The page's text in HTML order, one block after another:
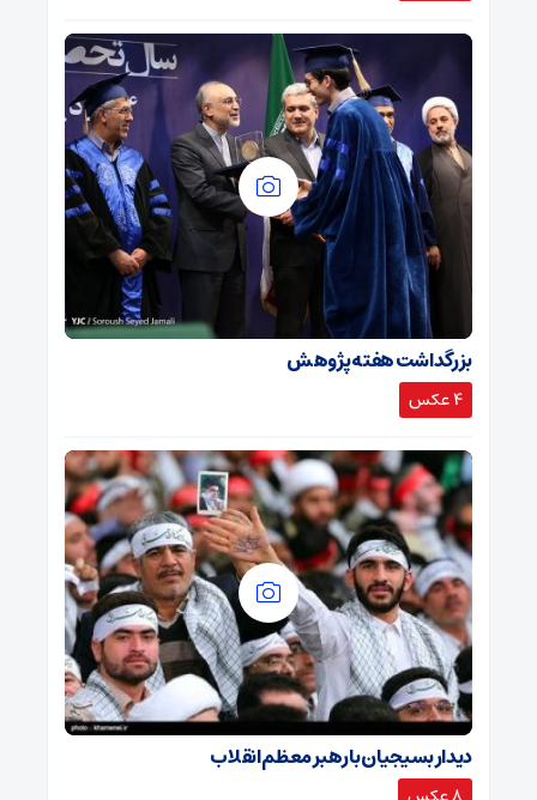
بزرگداشت هفته پژوهش
4 عکس
دیدار بسیجیان با رهبر معظم انقلاب